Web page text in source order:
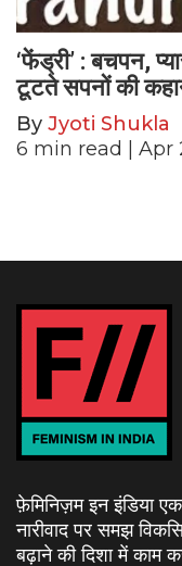
‘फेंड्री’ : बचपन,
टूटते सपनों की
By Jyoti Shukla
6 min read | Apr
फ़ेमिनिज़म इन इंडिया एक
नारीवाद पर समझ
बढ़ाने की दिशा में काम